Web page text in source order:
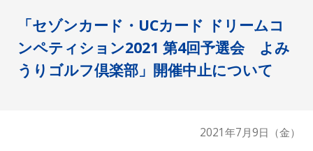
「セゾンカード・UCカード ドリームコ
ンペティション2021 第4回予選会 よみ
うりゴルフ倶楽部」開催中止について
2021年7月9日（金）